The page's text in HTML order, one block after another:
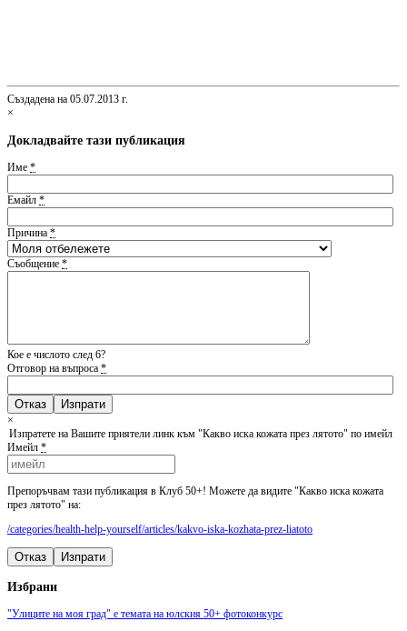
Създадена на 05.07.2013 г.
×
Докладвайте тази публикация
Име *
Емайл *
Причина *
Съобщение *
Кое е числото след 6?
Отговор на въпроса *
Отказ
×
Изпратете на Вашите приятели линк към "Какво иска кожата през лятото" по имейл
Имейл *
Препоръчвам тази публикация в Клуб 50+! Можете да видите "Какво иска кожата
през лятото" на:
/categories/health-help-yourself/articles/kakvo-iska-kozhata-prez-liatoto
Отказ Изпрати
Избрани
"Улиците на моя град" е темата на юлския 50+ фотоконкурс